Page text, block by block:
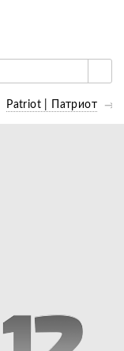
Patriot | Патриот